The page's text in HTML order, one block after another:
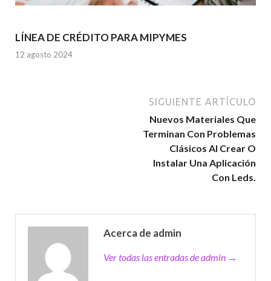
LÍNEA DE CRÉDITO PARA MIPYMES
12 agosto 2024
SIGUIENTE ARTÍCULO
Nuevos Materiales Que
Terminan Con Problemas
Clásicos Al Crear O
Instalar Una Aplicación
Con Leds.
Acerca de admin
Ver todas las entradas de admin →